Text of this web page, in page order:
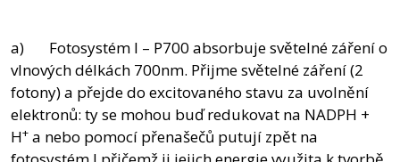
a) Fotosystém I – P700 absorbuje světelné záření o
vlnových délkách 700nm. Přijme světelné záření (2
fotony) a přejde do excitovaného stavu za uvolnění
elektronů: ty se mohou buď redukovat na NADPH +
H+ a nebo pomocí přenašečů putují zpět na